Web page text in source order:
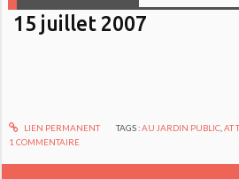
15 juillet 2007
LIEN PERMANENT TAGS :AU JARDIN PUBLIC,AT
1COMMENTAIRE